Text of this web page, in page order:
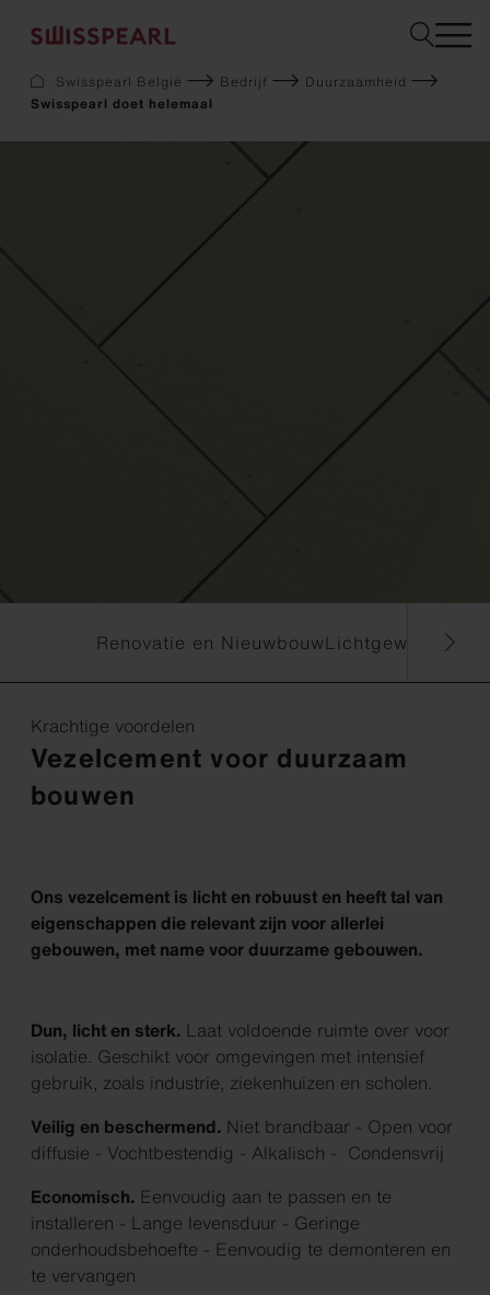
Gevel
Dak
Swisspearl België Bedrijf
Duurzaamheid
Swisspearl doet helemaal
Renovatie en NieuwbouwLichtgewicht
Krachtige voordelen
Vezelcement voor duurzaam
bouwen
Ons vezelcement is licht en robuust en heeft tal van
eigenschappen die relevant zijn voor allerlei
gebouwen, met name voor duurzame gebouwen.
Dun, licht en sterk. Laat voldoende ruimte over voor
isolatie. Geschikt voor omgevingen met intensief
gebruik, zoals industrie, ziekenhuizen en scholen.
Veilig en beschermend. Niet brandbaar - Open voor
diffusie - Vochtbestendig - Alkalisch - Condensvrij
Economisch. Eenvoudig aan te passen en te
installeren - Lange levensduur - Geringe
onderhoudsbehoefte - Eenvoudig te demonteren en
te vervangen